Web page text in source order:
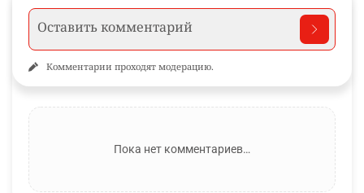
Комментарии проходят модерацию.
Пока нет комментариев…